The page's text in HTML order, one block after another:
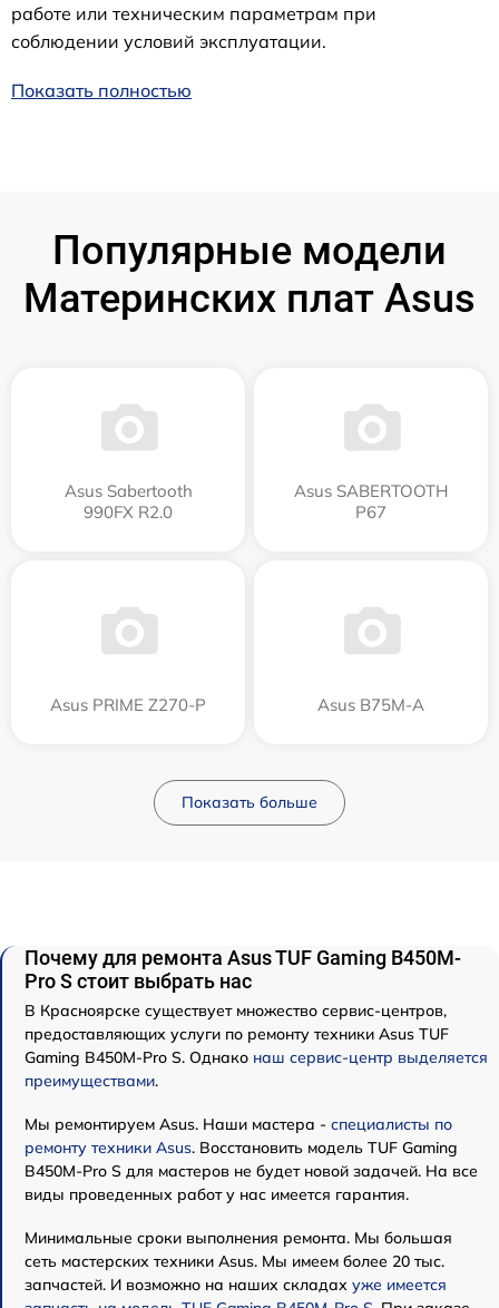
работе или техническим параметрам при
соблюдении условий эксплуатации.
Показать полностью
Популярные модели
Материнских плат Asus
Asus Sabertooth
990FX R2.0
Asus SABERTOOTH
P67
Asus PRIME Z270-P Asus B75M-A
Показать больше
Почему для ремонта Asus TUF Gaming B450M-
Pro S стоит выбрать нас
В Красноярске существует множество сервис-центров,
предоставляющих услуги по ремонту техники Asus TUF
Gaming B450M-Pro S. Однако наш сервис-центр выделяется
преимуществами.
Мы ремонтируем Asus. Наши мастера - специалисты по
ремонту техники Asus. Восстановить модель TUF Gaming
B450M-Pro S для мастеров не будет новой задачей. На все
виды проведенных работ у нас имеется гарантия.
Минимальные сроки выполнения ремонта. Мы большая
сеть мастерских техники Asus. Мы имеем более 20 тыс.
запчастей. И возможно на наших складах уже имеется